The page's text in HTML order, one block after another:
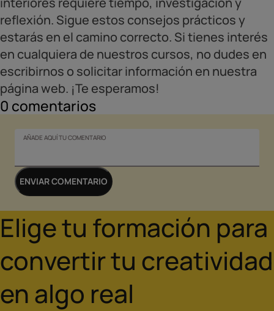
reflexión. Sigue estos consejos prácticos y
estarás en el camino correcto. Si tienes interés
en cualquiera de nuestros cursos, no dudes en
escribirnos o solicitar información en nuestra
página web. ¡Te esperamos!
0 comentarios
AÑADE AQUÍ TU COMENTARIO
ENVIAR COMENTARIO
Elige tu formación para
convertir tu creatividad
en algo real